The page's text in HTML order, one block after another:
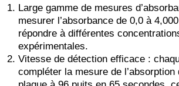
Large gamme de mesures
mesurer l’absorbance de 0,0 à
répondre à différentes
expérimentales.
Vitesse de détection efficace :
compléter la mesure de l’absorption